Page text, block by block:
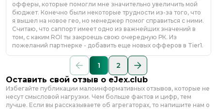
офферы, которые помогли мне значительно увеличить мой
бюджет. Конечно были некоторые трудности из-за того, что
я вышел на новое гео, но менеджер помог справиться с ними.
Считаю, что саппорт имеет одно из важнейших значений в
том, с каким ROI ты закроешь свою очередную РК. Из
пожеланий партнерке - добавить еще новых офферов в Tier1.
1 2
Оставить свой отзыв о eJex.club
Избегайте публикации малоинформативных отзывов, которые не
несут смысловой нагрузки. Чем больше фактов и цифр, тем
лучше. Если вы рассказываете об агрегаторах, то напишите нам о